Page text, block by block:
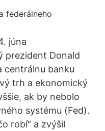
júna
prezident Donald
centrálnu banku
trh a ekonomický
ak by nebolo
systému (Fed).
robí“ a zvýšil